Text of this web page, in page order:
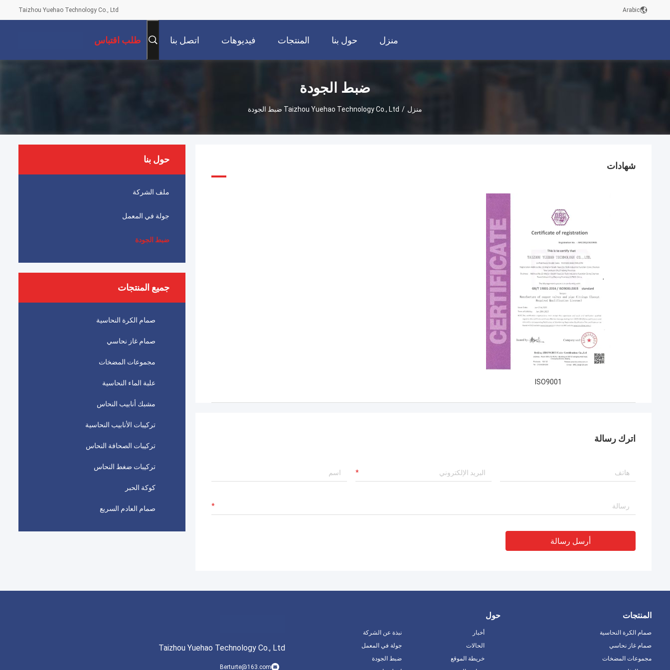
Taizhou Yuehao Technology Co., Ltd Arabic
منزل حول بنا المنتجات فيديوهات اتصل بنا طلب اقتباس
ضبط الجودة
منزل / Taizhou Yuehao Technology Co., Ltd ضبط الجودة
حول بنا
ملف الشركة
جولة في المعمل
ضبط الجودة
جميع المنتجات
صمام الكرة النحاسية
صمام غاز نحاسي
مجموعات المضخات
علبة الماء النحاسية
مشبك أنابيب النحاس
تركيبات الأنابيب النحاسية
تركيبات الصحافة النحاس
تركيبات ضغط النحاس
كوكة الحبر
صمام العادم السريع
شهادات
ISO9001
اترك رسالة
أرسل رسالة
Taizhou Yuehao Technology Co., Ltd
Berturte@163.com
حول
نبذة عن الشركة
جولة في المعمل
ضبط الجودة
أخبار
الحالات
خريطة الموقع
المنتجات
صمام الكرة النحاسية
صمام غاز نحاسي
مجموعات المضخات